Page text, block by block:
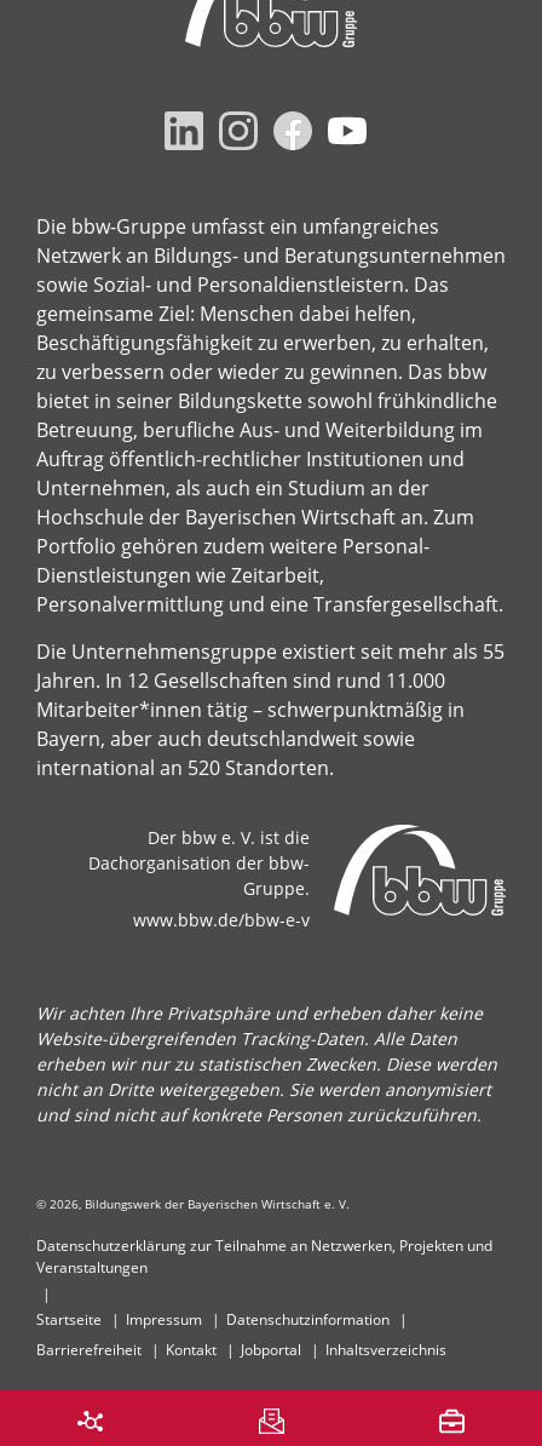
Die bbw-Gruppe umfasst ein umfangreiches
Netzwerk an Bildungs- und Beratungsunternehmen
sowie Sozial- und Personaldienstleistern. Das
gemeinsame Ziel: Menschen dabei helfen,
Beschäftigungsfähigkeit zu erwerben, zu erhalten,
zu verbessern oder wieder zu gewinnen. Das bbw
bietet in seiner Bildungskette sowohl frühkindliche
Betreuung, berufliche Aus- und Weiterbildung im
Auftrag öffentlich-rechtlicher Institutionen und
Unternehmen, als auch ein Studium an der
Hochschule der Bayerischen Wirtschaft an. Zum
Portfolio gehören zudem weitere Personal-
Dienstleistungen wie Zeitarbeit,
Personalvermittlung und eine Transfergesellschaft.
Die Unternehmensgruppe existiert seit mehr als 55
Jahren. In 12 Gesellschaften sind rund 11.000
Mitarbeiter*innen tätig – schwerpunktmäßig in
Bayern, aber auch deutschlandweit sowie
international an 520 Standorten.
Der bbw e. V. ist die
Dachorganisation der bbw-
Gruppe.
www.bbw.de/bbw-e-v
Wir achten Ihre Privatsphäre und erheben daher keine
Website-übergreifenden Tracking-Daten. Alle Daten
erheben wir nur zu statistischen Zwecken. Diese werden
nicht an Dritte weitergegeben. Sie werden anonymisiert
und sind nicht auf konkrete Personen zurückzuführen.
© 2026, Bildungswerk der Bayerischen Wirtschaft e. V.
Datenschutzerklärung zur Teilnahme an Netzwerken, Projekten und
Veranstaltungen
Startseite Impressum
Datenschutzinformation
Barrierefreiheit
Kontakt Jobportal Inhaltsverzeichnis